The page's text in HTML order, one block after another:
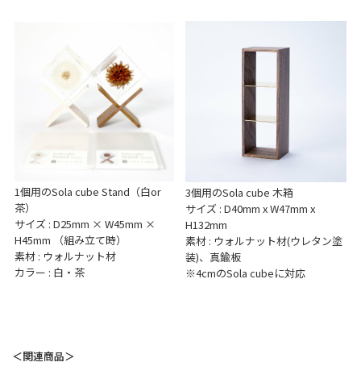
1個用のSola cube Stand（白or
茶）
サイズ : D25mm × W45mm ×
H45mm （組み立て時）
素材 : ウォルナット材
カラー : 白・茶
3個用のSola cube 木箱
サイズ : D40mm x W47mm x
H132mm
素材 : ウォルナット材(ウレタン塗
装)、真鍮板
※4cmのSola cubeに対応
＜関連商品＞